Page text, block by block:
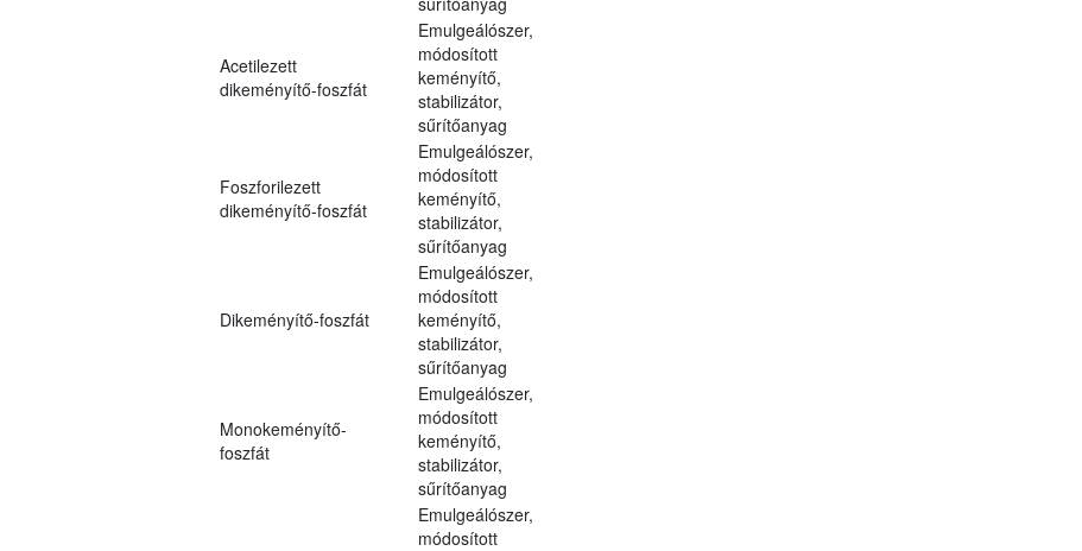
Acetilezett
dikeményítő-foszfát
Emulgeálószer,
módosított
keményítő,
stabilizátor,
sűrítőanyag
Foszforilezett
dikeményítő-foszfát
Emulgeálószer,
módosított
keményítő,
stabilizátor,
sűrítőanyag
Dikeményítő-foszfát
Emulgeálószer,
módosított
keményítő,
stabilizátor,
sűrítőanyag
Monokeményítő-
foszfát
Emulgeálószer,
módosított
keményítő,
stabilizátor,
sűrítőanyag
Emulgeálószer,
módosított